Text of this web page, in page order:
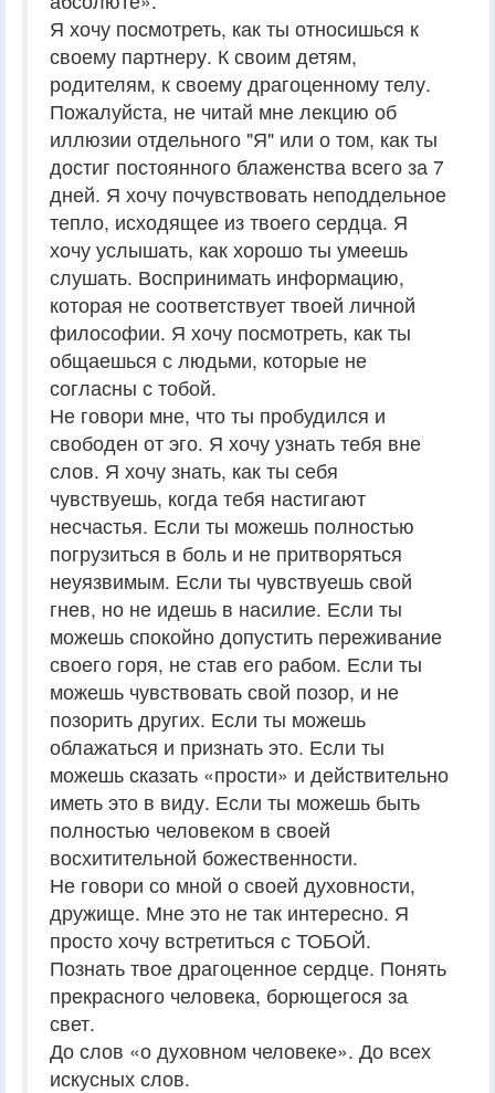
Я хочу посмотреть, как ты относишься к
своему партнеру. К своим детям,
родителям, к своему драгоценному телу.
Пожалуйста, не читай мне лекцию об
иллюзии отдельного "Я" или о том, как ты
достиг постоянного блаженства всего за 7
дней. Я хочу почувствовать неподдельное
тепло, исходящее из твоего сердца. Я
хочу услышать, как хорошо ты умеешь
слушать. Воспринимать информацию,
которая не соответствует твоей личной
философии. Я хочу посмотреть, как ты
общаешься с людьми, которые не
согласны с тобой.
Не говори мне, что ты пробудился и
свободен от эго. Я хочу узнать тебя вне
слов. Я хочу знать, как ты себя
чувствуешь, когда тебя настигают
несчастья. Если ты можешь полностью
погрузиться в боль и не притворяться
неуязвимым. Если ты чувствуешь свой
гнев, но не идешь в насилие. Если ты
можешь спокойно допустить переживание
своего горя, не став его рабом. Если ты
можешь чувствовать свой позор, и не
позорить других. Если ты можешь
облажаться и признать это. Если ты
можешь сказать «прости» и действительно
иметь это в виду. Если ты можешь быть
полностью человеком в своей
восхитительной божественности.
Не говори со мной о своей духовности,
дружище. Мне это не так интересно. Я
просто хочу встретиться с ТОБОЙ.
Познать твое драгоценное сердце. Понять
прекрасного человека, борющегося за
свет.
До слов «о духовном человеке». До всех
искусных слов.